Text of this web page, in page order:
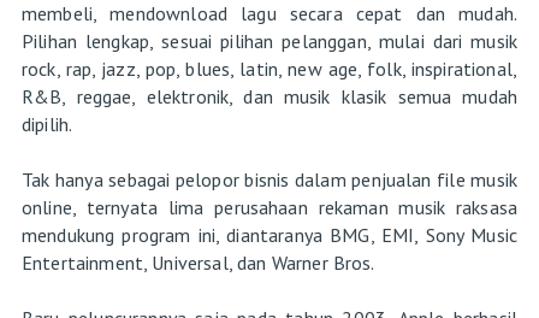
membeli, mendownload lagu secara cepat dan mudah.
Pilihan lengkap, sesuai pilihan pelanggan, mulai dari musik
rock, rap, jazz, pop, blues, latin, new age, folk, inspirational,
R&B, reggae, elektronik, dan musik klasik semua mudah
dipilih.
Tak hanya sebagai pelopor bisnis dalam penjualan file musik
online, ternyata lima perusahaan rekaman musik raksasa
mendukung program ini, diantaranya BMG, EMI, Sony Music
Entertainment, Universal, dan Warner Bros.